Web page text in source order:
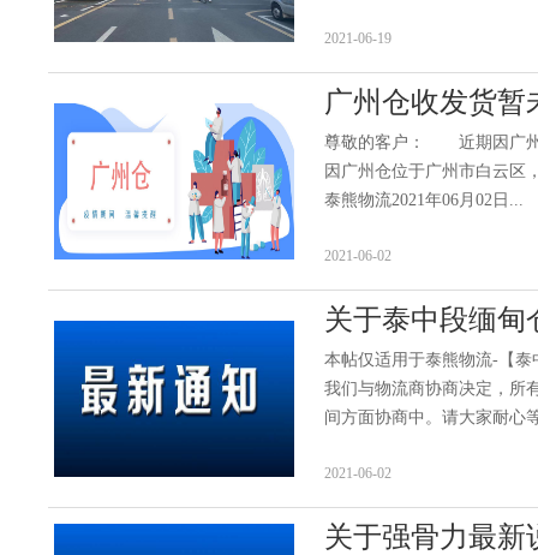
2021-06-19
广州仓收发货暂
尊敬的客户： 近期因广州
因广州仓位于广州市白云区
泰熊物流2021年06月02日...
2021-06-02
关于泰中段缅甸
本帖仅适用于泰熊物流-【
我们与物流商协商决定，所
间方面协商中。请大家耐
2021-06-02
关于强骨力最新